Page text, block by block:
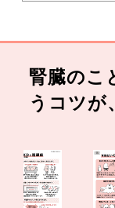
腎臓のこ
うコツが